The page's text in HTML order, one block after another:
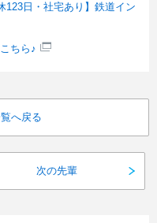
123日・社宅あり】鉄道イン
ちら♪
へ戻る
次の先輩